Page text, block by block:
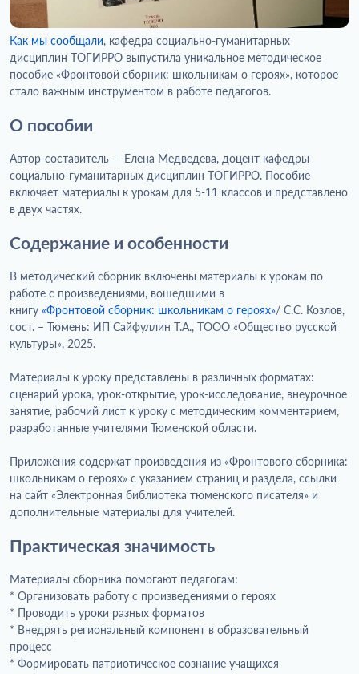
Как мы сообщали, кафедра социально-гуманитарных
дисциплин ТОГИРРО выпустила уникальное методическое
пособие «Фронтовой сборник: школьникам о героях», которое
стало важным инструментом в работе педагогов.
О пособии
Автор-составитель — Елена Медведева, доцент кафедры
социально-гуманитарных дисциплин ТОГИРРО. Пособие
включает материалы к урокам для 5-11 классов и представлено
в двух частях.
Содержание и особенности
В методический сборник включены материалы к урокам по
работе с произведениями, вошедшими в
книгу «Фронтовой сборник: школьникам о героях»/ С.С. Козлов,
сост. – Тюмень: ИП Сайфуллин Т.А., ТООО «Общество русской
культуры», 2025.
Материалы к уроку представлены в различных форматах:
сценарий урока, урок-открытие, урок-исследование, внеурочное
занятие, рабочий лист к уроку с методическим комментарием,
разработанные учителями Тюменской области.
Приложения содержат произведения из «Фронтового сборника:
школьникам о героях» с указанием страниц и раздела, ссылки
на сайт «Электронная библиотека тюменского писателя» и
дополнительные материалы для учителей.
Практическая значимость
Материалы сборника помогают педагогам:
* Организовать работу с произведениями о героях
* Проводить уроки разных форматов
* Внедрять региональный компонент в образовательный
процесс
* Формировать патриотическое сознание учащихся